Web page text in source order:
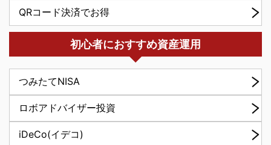
QRコード決済でお得
初心者におすすめ資産運用
つみたてNISA
ロボアドバイザー投資
iDeCo(イデコ)